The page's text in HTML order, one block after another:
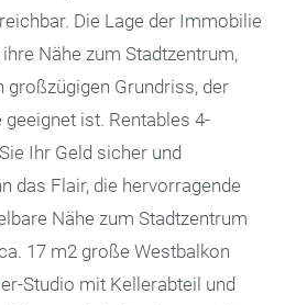
Die Lage der Immobilie
Nähe zum Stadtzentrum,
großzügigen Grundriss, der
ist. Rentables 4-
Ihr Geld sicher und
das Flair, die hervorragende
Nähe zum Stadtzentrum
17 m2 große Westbalkon
Studio mit Kellerabteil und